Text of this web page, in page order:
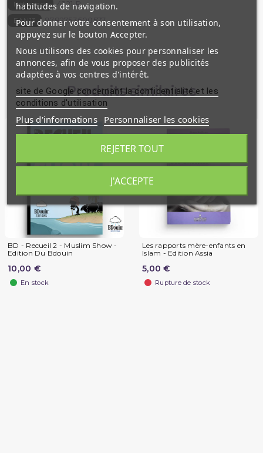
Référence 4221-P
EAN13 9782753600577
Produits similaires
BD - Recueil 2 - Muslim Show -
Edition Du Bdouin
10,00 €
En stock
Les rapports mère-enfants en
Islam - Edition Assia
5,00 €
Rupture de stock
habitudes de navigation.
Pour donner votre consentement à son utilisation,
appuyez sur le bouton Accepter.
Nous utilisons des cookies pour personnaliser les
annonces, afin de vous proposer des publicités
adaptées à vos centres d'intérêt.
site de Google concernant la confidentialité et les
conditions d'utilisation
Plus d'informations Personnaliser les cookies
REJETER TOUT
J'ACCEPTE